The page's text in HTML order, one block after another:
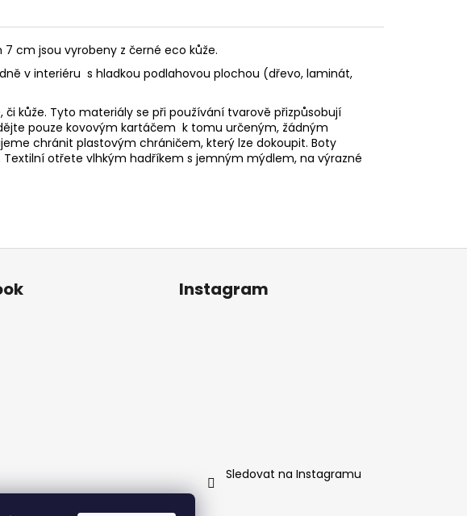
cm jsou vyrobeny z černé eco kůže.
v interiéru s hladkou podlahovou plochou (dřevo, laminát,
či kůže. Tyto materiály se při používání tvarově přizpůsobují
pouze kovovým kartáčem k tomu určeným, žádným
chránit plastovým chráničem, který lze dokoupit. Boty
otřete vlhkým hadříkem s jemným mýdlem, na výrazné
Instagram
Sledovat na Instagramu